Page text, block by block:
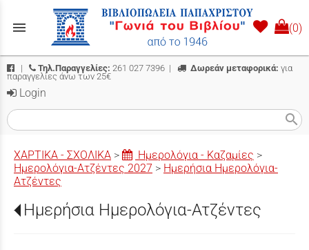
menu (0)
| Τηλ.Παραγγελίες: 261 027 7396 | Δωρεάν μεταφορικά: για
παραγγελίες άνω των 25€
Login
search
ΧΑΡΤΙΚΑ - ΣΧΟΛΙΚΑ > Ημερολόγια - Καζαμίες >
Ημερολόγια-Ατζέντες 2027 > Ημερήσια Ημερολόγια-
Ατζέντες
Ημερήσια Ημερολόγια-Ατζέντες